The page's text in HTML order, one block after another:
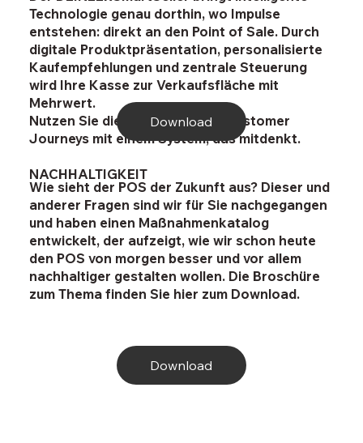
Technologie genau dorthin, wo Impulse
entstehen: direkt an den Point of Sale. Durch
digitale Produktpräsentation, personalisierte
Kaufempfehlungen und zentrale Steuerung
wird Ihre Kasse zur Verkaufsfläche mit
Mehrwert.
Nutzen Sie die Chancen neuer Customer
Journeys mit einem System, das mitdenkt.
Download
NACHHALTIGKEIT
Wie sieht der POS der Zukunft aus? Dieser und
anderer Fragen sind wir für Sie nachgegangen
und haben einen Maßnahmenkatalog
entwickelt, der aufzeigt, wie wir schon heute
den POS von morgen besser und vor allem
nachhaltiger gestalten wollen. Die Broschüre
zum Thema finden Sie hier zum Download.
Download